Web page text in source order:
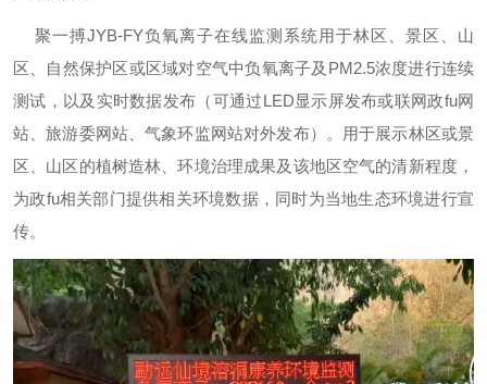
聚一搏JYB-FY负氧离子在线监测系统用于林区、景区、山
区、自然保护区或区域对空气中负氧离子及PM2.5浓度进行连续
测试，以及实时数据发布（可通过LED显示屏发布或联网政fu网
站、旅游委网站、气象环监网站对外发布）。用于展示林区或景
区、山区的植树造林、环境治理成果及该地区空气的清新程度，
为政fu相关部门提供相关环境数据，同时为当地生态环境进行宣
传。